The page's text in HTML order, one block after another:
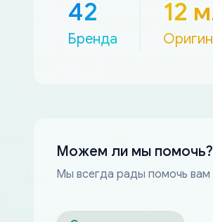
42
Бренда
12
Можем ли мы помочь?
Мы всегда рады помочь вам